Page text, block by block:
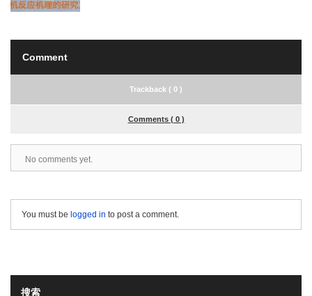
Comment
Trackback ( 0 )
Comments ( 0 )
No comments yet.
You must be logged in to post a comment.
搜索